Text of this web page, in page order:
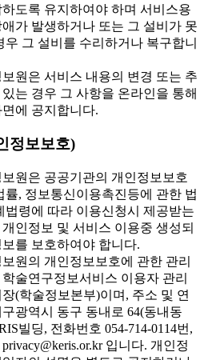
도록 유지하여야 하며 서비스용
가 발생하거나 또는 그 설비가 못
우 그 설비를 수리하거나 복구합니
원은 서비스 내용의 변경 또는 추
는 경우 그 사항을 온라인을 통해
에 공지합니다.
정보보호)
원은 공공기관의 개인정보보호
률, 정보통신이용촉진등에 관한 법
법령에 따라 이용신청시 제공받는
인정보 및 서비스 이용중 생성되
를 보호하여야 합니다.
원의 개인정보보호에 관한 관리
술연구정보서비스 이용자 관리
(학술정보본부)이며, 주소 및 연
광역시 동구 동내로 64(동내동
빌딩, 전화번호 054-714-0114번,
입니다. 개인정